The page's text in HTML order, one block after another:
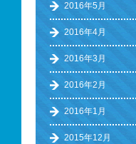
2016年5月
2016年4月
2016年3月
2016年2月
2016年1月
2015年12月